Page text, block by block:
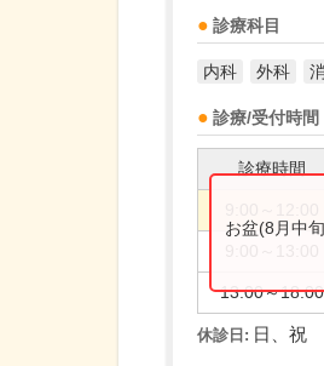
診療科目
内科 外科
診療/受付時間
診療時間
13:00～18:00
お盆(8月中
休診日: 日、祝